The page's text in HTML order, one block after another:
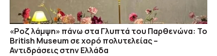
«Ροζ λάμψη» πάνω στα Γλυπτά του Παρθενώνα: Το
British Museum σε χορό πολυτελείας –
Αντιδράσεις στην Ελλάδα